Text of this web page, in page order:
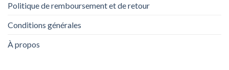
Politique de remboursement et de retour
Conditions générales
À propos